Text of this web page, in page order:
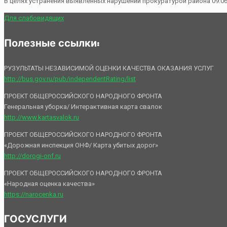
Для слабовидящих
Полезные ссылки:
РУЗУЛЬТАТЫ НЕЗАВИСИМОЙ ОЦЕНКИ КАЧЕСТВА ОКАЗАНИЯ УСЛУГ
http://bus.gov.ru/pub/independentRating/list
ПРОЕКТ ОБЩЕРОССИЙСКОГО НАРОДНОГО ФРОНТА
Генеральная уборка/ Интерактивная карта свалок
http://www.kartasvalok.ru
ПРОЕКТ ОБЩЕРОССИЙСКОГО НАРОДНОГО ФРОНТА
«Дорожная инспекция ОНФ/ Карта убитых дорог»
http://dorogi-onf.ru
ПРОЕКТ ОБЩЕРОССИЙСКОГО НАРОДНОГО ФРОНТА
«Народная оценка качества»
https://narocenka.ru
ГОСУСЛУГИ